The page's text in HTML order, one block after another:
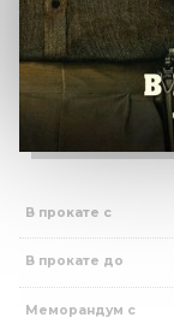
В прокате с
В прокате до
Меморандум с